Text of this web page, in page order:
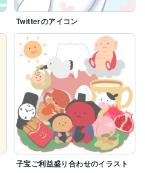
Twitterのアイコン
子宝ご利益盛り合わせのイラスト